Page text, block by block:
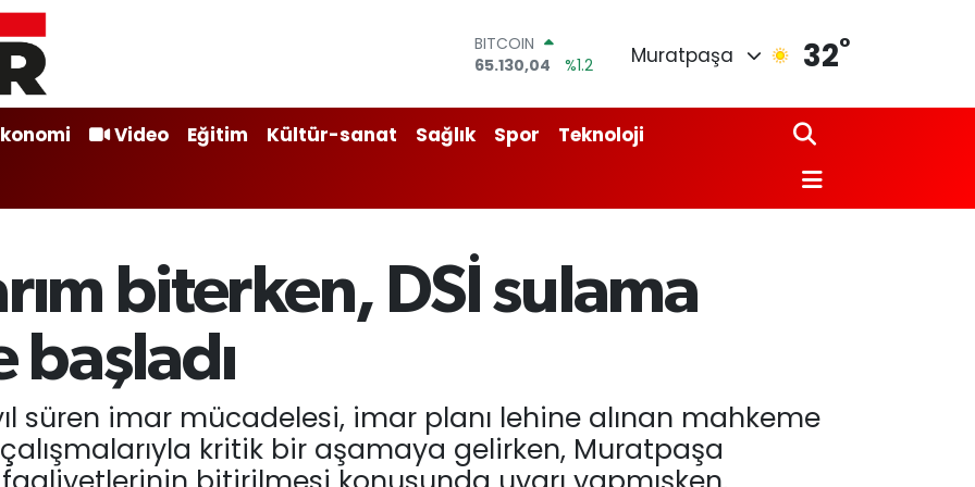
DOLAR
47,7106
%0.17
55,1652
%0.27
STERLİN
64,4046
BITCOIN
65.130,04
%1.2
Muratpaşa 32°
Video Eğitim Kültür-sanat Sağlık Spor
Teknoloji
biterken, DSİ sulama
başladı
süren imar mücadelesi, imar planı lehine alınan mahkeme
kritik bir aşamaya gelirken, Muratpaşa